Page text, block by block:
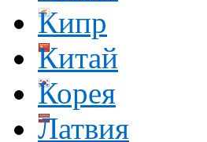
Кипр
Китай
Корея
Латвия